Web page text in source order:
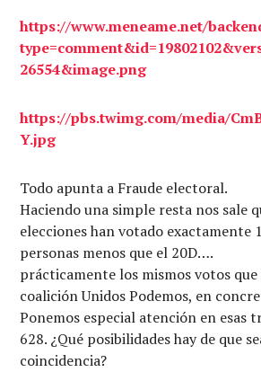
https://www.meneame.net/
26554&image.png
https://pbs.twimg.com/media/
Y.jpg
Todo apunta a Fraude electoral.
Haciendo una simple resta nos sale
elecciones han votado exactamente
personas menos que el 20D….
prácticamente los mismos votos
coalición Unidos Podemos, en
Ponemos especial atención en esas
628. ¿Qué posibilidades hay de que
coincidencia?